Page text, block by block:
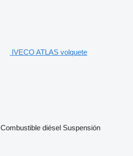
IVECO ATLAS volquete
Combustible diésel Suspensión